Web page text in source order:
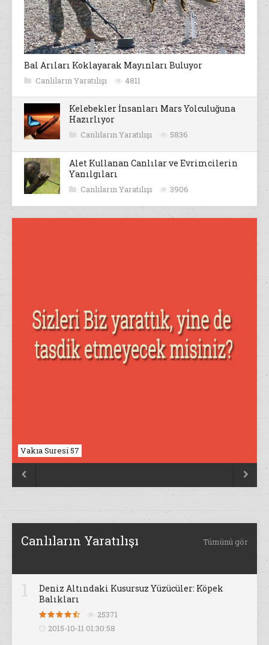
Bal Arıları Koklayarak Mayınları Buluyor
Canlıların Yaratılışı 4811
Kelebekler İnsanları Mars Yolculuğuna
Hazırlıyor
Canlıların Yaratılışı 5836
Alet Kullanan Canlılar ve Evrimcilerin
Yanılgıları
Canlıların Yaratılışı 3906
Vakıa Suresi 57
Nahl Suresi 17
 
Canlıların Yaratılışı Tümünü gör
Deniz Altındaki Kusursuz Yüzücüler: Köpek
Balıkları
25371
2015-10-11 01:30:58